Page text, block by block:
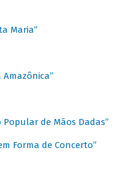
Maria”
de Mãos Dadas”
Forma de Concerto”